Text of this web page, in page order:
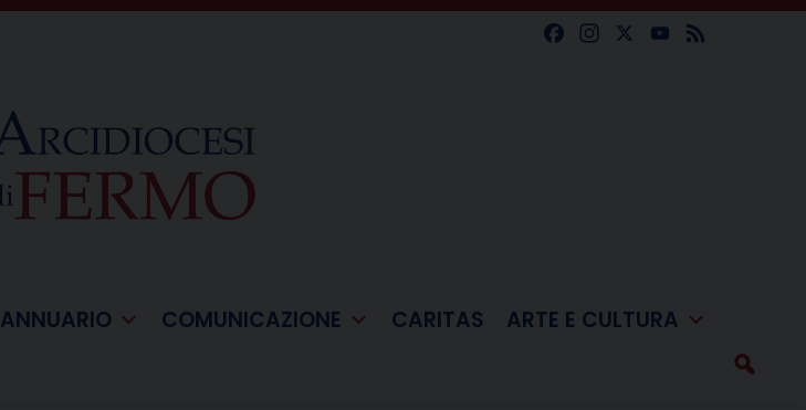
Facebook
Instagram
X YouTube
Feed
ANNUARIO COMUNICAZIONE CARITAS
ARTE E CULTURA